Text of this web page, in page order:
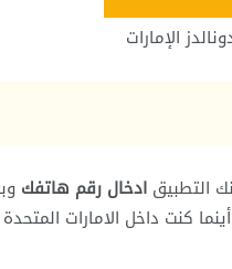
الإمارات
التطبيق ادخال رقم هاتفك
كنت داخل الامارات المتحدة